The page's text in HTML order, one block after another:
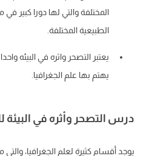
المختلفة والتي لها دورا كبير في
الطبيعية المختلفة.
يعتبر التصحر واثره في البيئه
يهتم بها علم الجغرافيا.
درس التصحر وأثره في البيئة
يوجد أقسام كثيرة لعلم الجغرافيا،